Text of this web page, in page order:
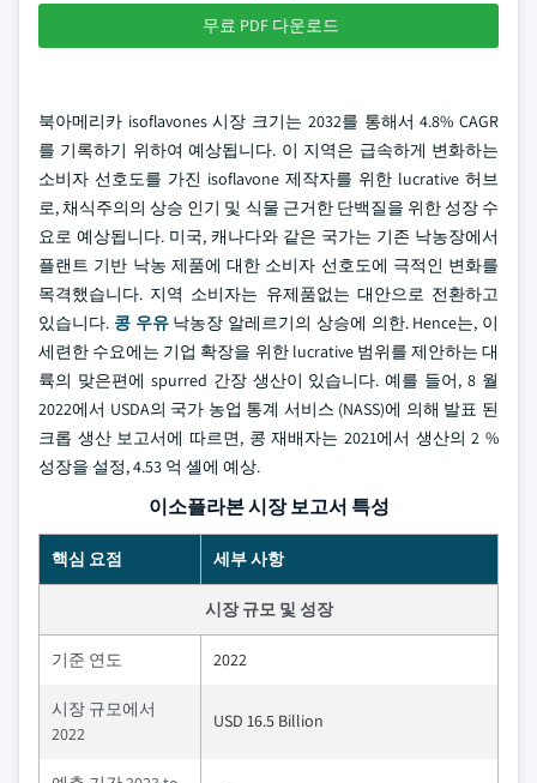
무료 PDF 다운로드
북아메리카 isoflavones 시장 크기는 2032를 통해서 4.8% CAGR
를 기록하기 위하여 예상됩니다. 이 지역은 급속하게 변화하는
소비자 선호도를 가진 isoflavone 제작자를 위한 lucrative 허브
로, 채식주의의 상승 인기 및 식물 근거한 단백질을 위한 성장 수
요로 예상됩니다. 미국, 캐나다와 같은 국가는 기존 낙농장에서
플랜트 기반 낙농 제품에 대한 소비자 선호도에 극적인 변화를
목격했습니다. 지역 소비자는 유제품없는 대안으로 전환하고
있습니다. 콩 우유낙농장 알레르기의 상승에 의한. Hence는, 이
세련한 수요에는 기업 확장을 위한 lucrative 범위를 제안하는 대
륙의 맞은편에 spurred 간장 생산이 있습니다. 예를 들어, 8 월
2022에서 USDA의 국가 농업 통계 서비스 (NASS)에 의해 발표 된
크롭 생산 보고서에 따르면, 콩 재배자는 2021에서 생산의 2 %
성장을 설정, 4.53 억 셸에 예상.
이소플라본 시장 보고서 특성
핵심 요점 세부 사항
시장 규모 및 성장
기준 연도 2022
시장 규모에서
2022
USD 16.5 Billion